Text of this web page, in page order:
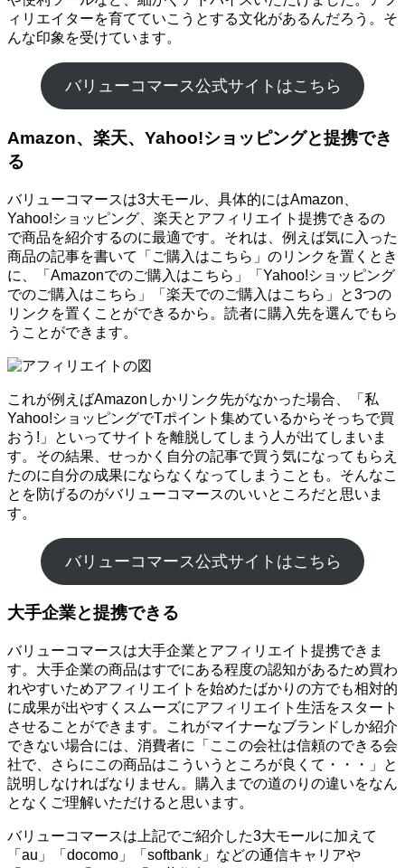
ィリエイターを育てていこうとする文化があるんだろう。そ
んな印象を受けています。
バリューコマース公式サイトはこちら
Amazon、楽天、Yahoo!ショッピングと提携でき
る
バリューコマースは3大モール、具体的にはAmazon、
Yahoo!ショッピング、楽天とアフィリエイト提携できるの
で商品を紹介するのに最適です。それは、例えば気に入った
商品の記事を書いて「ご購入はこちら」のリンクを置くとき
に、「Amazonでのご購入はこちら」「Yahoo!ショッピング
でのご購入はこちら」「楽天でのご購入はこちら」と3つの
リンクを置くことができるから。読者に購入先を選んでもら
うことができます。
これが例えばAmazonしかリンク先がなかった場合、「私
Yahoo!ショッピングでTポイント集めているからそっちで買
おう!」といってサイトを離脱してしまう人が出てしまいま
す。その結果、せっかく自分の記事で買う気になってもらえ
たのに自分の成果にならなくなってしまうことも。そんなこ
とを防げるのがバリューコマースのいいところだと思いま
す。
バリューコマース公式サイトはこちら
大手企業と提携できる
バリューコマースは大手企業とアフィリエイト提携できま
す。大手企業の商品はすでにある程度の認知があるため買わ
れやすいためアフィリエイトを始めたばかりの方でも相対的
に成果が出やすくスムーズにアフィリエイト生活をスタート
させることができます。これがマイナーなブランドしか紹介
できない場合には、消費者に「ここの会社は信頼のできる会
社で、さらにこの商品はこういうところが良くて・・・」と
説明しなければなりません。購入までの道のりの違いをなん
となくご理解いただけると思います。
バリューコマースは上記でご紹介した3大モールに加えて
「au」「docomo」「softbank」などの通信キャリアや